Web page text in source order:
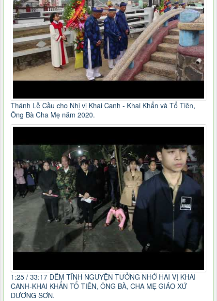
Thánh Lễ Cầu cho Nhị vị Khai Canh - Khai Khẩn và Tổ Tiên,
Ông Bà Cha Mẹ năm 2020.
1:25 / 33:17 ĐÊM TĨNH NGUYỆN TƯỞNG NHỚ HAI VỊ KHAI
CANH-KHAI KHẨN TỔ TIÊN, ÔNG BÀ, CHA MẸ GIÁO XỨ
DƯƠNG SƠN.